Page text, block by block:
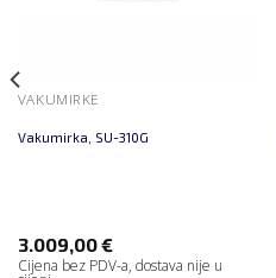
VAKUMIRKE
Vakumirka, SU-310G
3.009,00€
Cijena bez PDV-a, dostava nije u